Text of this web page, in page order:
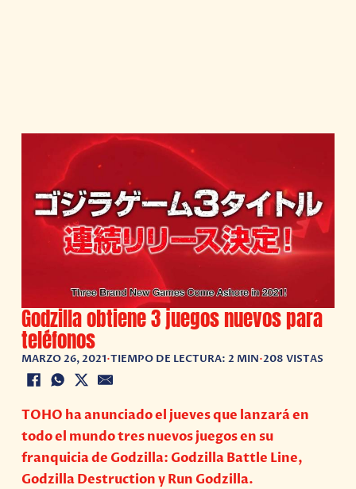
Godzilla obtiene 3 juegos nuevos para
teléfonos
MARZO 26, 2021•TIEMPO DE LECTURA: 2 MIN•208 VISTAS
TOHO ha anunciado el jueves que lanzará en
todo el mundo tres nuevos juegos en su
franquicia de Godzilla: Godzilla Battle Line,
Godzilla Destruction y Run Godzilla.